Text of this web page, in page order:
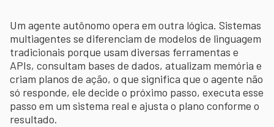
Um agente autônomo opera em outra lógica. Sistemas
multiagentes se diferenciam de modelos de linguagem
tradicionais porque usam diversas ferramentas e
APIs, consultam bases de dados, atualizam memória e
criam planos de ação, o que significa que o agente não
só responde, ele decide o próximo passo, executa esse
passo em um sistema real e ajusta o plano conforme o
resultado.